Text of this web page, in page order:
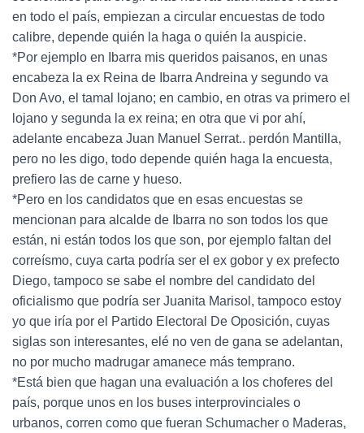
en todo el país, empiezan a circular encuestas de todo
calibre, depende quién la haga o quién la auspicie.
*Por ejemplo en Ibarra mis queridos paisanos, en unas
encabeza la ex Reina de Ibarra Andreina y segundo va
Don Avo, el tamal lojano; en cambio, en otras va primero el
lojano y segunda la ex reina; en otra que vi por ahí,
adelante encabeza Juan Manuel Serrat.. perdón Mantilla,
pero no les digo, todo depende quién haga la encuesta,
prefiero las de carne y hueso.
*Pero en los candidatos que en esas encuestas se
mencionan para alcalde de Ibarra no son todos los que
están, ni están todos los que son, por ejemplo faltan del
correísmo, cuya carta podría ser el ex gobor y ex prefecto
Diego, tampoco se sabe el nombre del candidato del
oficialismo que podría ser Juanita Marisol, tampoco estoy
yo que iría por el Partido Electoral De Oposición, cuyas
siglas son interesantes, elé no ven de gana se adelantan,
no por mucho madrugar amanece más temprano.
*Está bien que hagan una evaluación a los choferes del
país, porque unos en los buses interprovinciales o
urbanos, corren como que fueran Schumacher o Maderas,